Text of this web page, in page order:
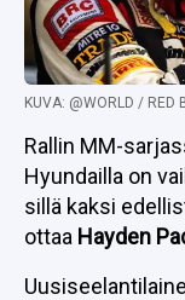
KUVA: @WORLD / RED
Rallin MM-
Hyundailla on
sillä kaksi
ottaa Hayden